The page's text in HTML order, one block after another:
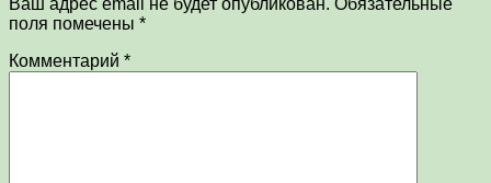
поля помечены *
Комментарий *